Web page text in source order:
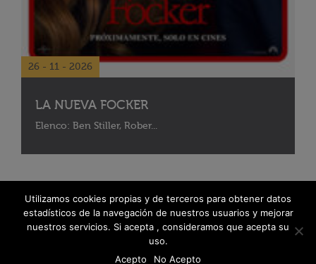
26 - 11 - 2026
LA NUEVA FOCKER
Elenco: Ben Stiller, Rober...
Utilizamos cookies propias y de terceros para obtener datos
estadísticos de la navegación de nuestros usuarios y mejorar
nuestros servicios. Si acepta , consideramos que acepta su
uso.
Acepto
No Acepto